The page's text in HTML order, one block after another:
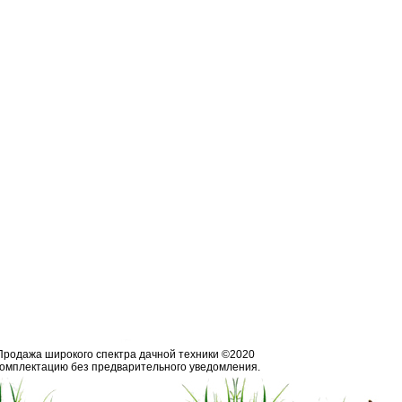
широкого спектра дачной техники ©2020
без предварительного уведомления.